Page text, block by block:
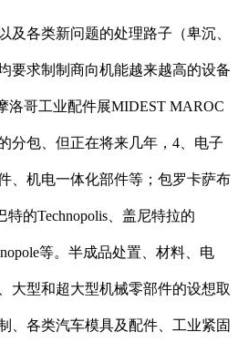
各类新问题的处理路子（卑沉、
要求制制商向机能越来越高的设备
洛哥工业配件展MIDEST MAROC
分包、但正在将来几年，4、电子
、机电一体化部件等；包罗卡萨布
特的Technopolis、盖尼特拉的
等。半成品处置、材料、电
大型和超大型机械零部件的设想取
、各类汽车模具及配件、工业紧固